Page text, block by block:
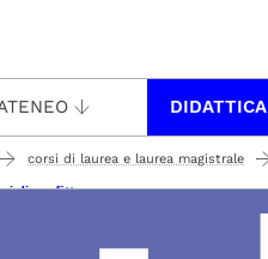
DIDATTICA
corsi di laurea e laurea magistrale
di profitto